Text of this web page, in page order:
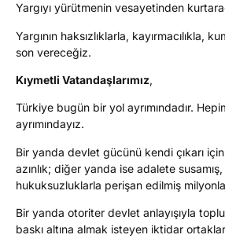
Yargıyı yürütmenin vesayetinden
Yargının haksızlıklarla, kayırmacılıkla,
son vereceğiz.
Kıymetli Vatandaşlarımız,
Türkiye bugün bir yol ayrımındadır.
ayrımındayız.
Bir yanda devlet gücünü kendi çıkarı
azınlık; diğer yanda ise adalete
hukuksuzluklarla perişan edilmiş
Bir yanda otoriter devlet anlayışıyla
baskı altına almak isteyen iktidar